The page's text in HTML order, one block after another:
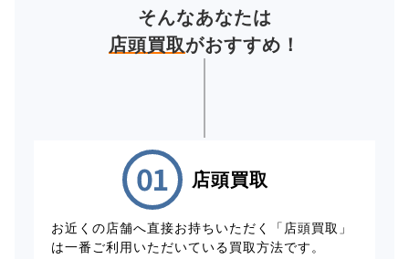
そんなあなたは
店頭買取がおすすめ！
店頭買取
お近くの店舗へ直接お持ちいただく「店頭買取」
は一番ご利用いただいている買取方法です。